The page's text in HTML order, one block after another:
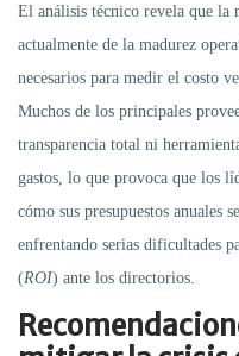
El análisis técnico revela que la
actualmente de la madurez
necesarios para medir el costo
Muchos de los principales
transparencia total ni
gastos, lo que provoca que los
cómo sus presupuestos anuales
enfrentando serias dificultades
(ROI) ante los directorios.